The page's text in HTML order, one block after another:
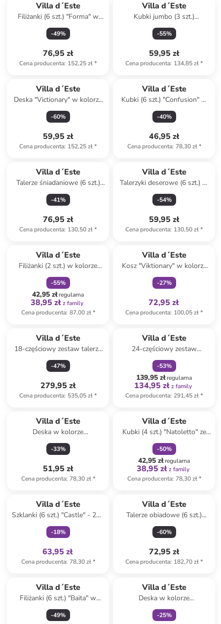
Villa d´Este
Filiżanki (6 szt.) "Forma" w
kolorze błękitnym - 100 ml
-49%
76,95 zł
Cena producenta: 152,25 zł*
Villa d´Este
Kubki jumbo (3 szt.)
"Valladolid" ze wzorem - 350
ml
-55%
59,95 zł
Cena producenta: 134,85 zł*
Villa d´Este
Deska "Victionary" w kolorze
beżowym do krojenia - 40 x
68 cm
-60%
59,95 zł
Cena producenta: 152,25 zł*
Villa d´Este
Kubki (6 szt.) "Confusion" w
kolorze niebieskim do kawy -
90 ml
-40%
46,95 zł
Cena producenta: 78,30 zł*
Villa d´Este
Talerze śniadaniowe (6 szt.)
"Toni" w kolorze niebieskim -
Ø 19 cm
-41%
76,95 zł
Cena producenta: 130,50 zł*
Villa d´Este
Talerzyki deserowe (6 szt.) w
kolorze kremowym - Ø 19,3
cm
-54%
59,95 zł
Cena producenta: 130,50 zł*
Villa d´Este
Filiżanki (2 szt.) w kolorze
biało-zielono-czerwonym do
kawy - 100 ml
-55%
42,95 złregularna
38,95 zł z family
Cena producenta: 87,00 zł*
Villa d´Este
Kosz "Viktionary" w kolorze
beżowym na śmieci - 3 l
-27%
72,95 zł
Cena producenta: 100,05 zł*
Villa d´Este
18-częściowy zestaw talerzy
"Orleans" w kolorze białym
-47%
279,95 zł
Cena producenta: 535,05 zł*
Villa d´Este
24-częściowy zestaw
sztućców "Lexington" w
kolorze złotym
-53%
139,95 złregularna
134,95 zł z family
Cena producenta: 291,45 zł*
Villa d´Este
Deska w kolorze
jasnobrązowo-różowym do
krojenia - 12,5 x 41,5 x 1,5 cm
-33%
51,95 zł
Cena producenta: 78,30 zł*
Villa d´Este
Kubki (4 szt.) "Natoletto" ze
wzorem do kawy - 100 ml
-50%
42,95 złregularna
38,95 zł z family
Cena producenta: 78,30 zł*
Villa d´Este
Szklanki (6 szt.) "Castle" - 250
ml
-18%
63,95 zł
Cena producenta: 78,30 zł*
Villa d´Este
Talerze obiadowe (6 szt.)
"Baita" w kolorze biało-
błękitnym - Ø 27 cm
-60%
72,95 zł
Cena producenta: 182,70 zł*
Villa d´Este
Filiżanki (6 szt.) "Baita" w
kolorze beżowo-brązowym -
90 ml
-49%
Villa d´Este
Deska w kolorze
jasnobrązowo-niebieskim do
krojenia - 12,5 x 41,5 x 1,2 cm
-25%